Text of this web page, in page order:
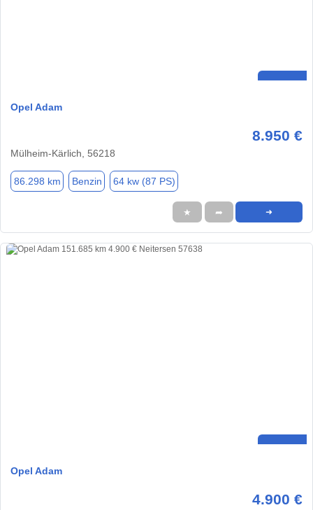
Opel Adam
8.950 €
Mülheim-Kärlich, 56218
86.298 km Benzin 64 kw (87 PS)
★ ➦ ➜
Opel Adam
4.900 €